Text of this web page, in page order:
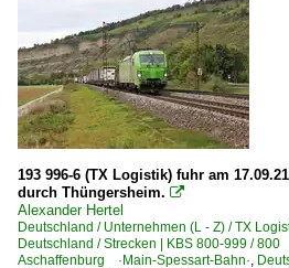
193 996-6 (TX Logistik) fuhr am
durch Thüngersheim. 
Alexander Hertel
Deutschland / Unternehmen (L - Z) / TX
Deutschland / Strecken | KBS 800-999 /
Aschaffenburg ·Main-Spessart-Bahn·